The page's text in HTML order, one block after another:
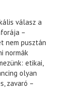
válasz a
–
nem pusztán
normák
etikai,
olyan
zavaró –